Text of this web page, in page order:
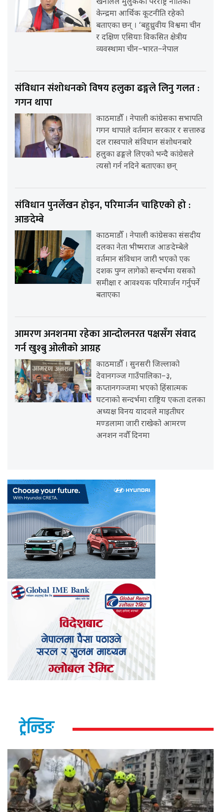
खनालले मुलुकको परराष्ट्र नीतिको
केन्द्रमा आर्थिक कूटनीति रहेको
बताएका छन् । ‘बहुध्रुवीय विश्वमा चीन
र दक्षिण एसियाः विकसित क्षेत्रीय
व्यवस्थामा चीन–भारत–नेपाल
संविधान संशोधनको विषय हलुका ढङ्गले लिनु गलत :
गगन थापा
काठमाडौँ । नेपाली कांग्रेसका सभापति
गगन थापाले वर्तमान सरकार र सत्तारुढ
दल रास्वपाले संविधान संशोधनबारे
हलुका ढङ्गले लिएको भन्दै कांग्रेसले
त्यसो गर्न नदिने बताएका छन्
संविधान पुनर्लेखन होइन, परिमार्जन चाहिएको हो :
आङदेम्बे
काठमाडौँ । नेपाली कांग्रेसका संसदीय
दलका नेता भीष्मराज आङदेम्बेले
वर्तमान संविधान जारी भएको एक
दशक पुग्न लागेको सन्दर्भमा यसको
समीक्षा र आवश्यक परिमार्जन गर्नुपर्ने
बताएका
आमरण अनशनमा रहेका आन्दोलनरत पक्षसँग संवाद
गर्न खुश्बु ओलीको आग्रह
काठमाडौँ । सुनसरी जिल्लाको
देवानगञ्ज गाउँपालिका–३,
कप्तानगञ्जमा भएको हिंसात्मक
घटनाको सन्दर्भमा राष्ट्रिय एकता दलका
अध्यक्ष विनय यादवले माइतीघर
मण्डलामा जारी राखेको आमरण
अनशन नवौँ दिनमा
ट्रेन्डिङ